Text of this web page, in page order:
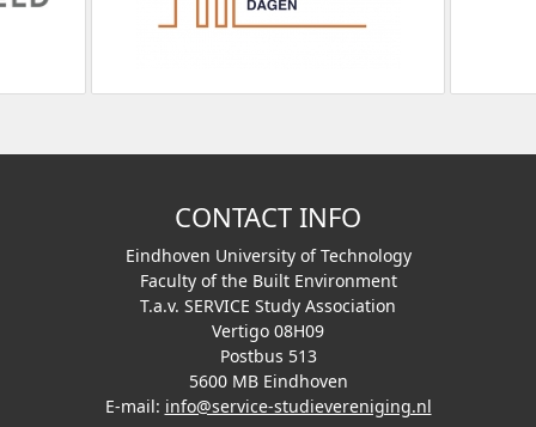
CONTACT INFO
Eindhoven University of Technology
Faculty of the Built Environment
T.a.v. SERVICE Study Association
Vertigo 08H09
Postbus 513
5600 MB Eindhoven
E-mail: info@service-studievereniging.nl